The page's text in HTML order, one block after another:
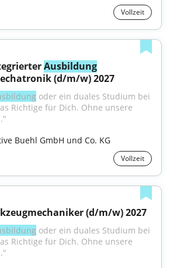
Vollzeit
Ausbildung
(d/m/w) 2027
oder ein duales Studium bei
Richtige für Dich. Ohne unsere
Buehl GmbH und Co. KG
Vollzeit
(d/m/w) 2027
oder ein duales Studium bei
Richtige für Dich. Ohne unsere